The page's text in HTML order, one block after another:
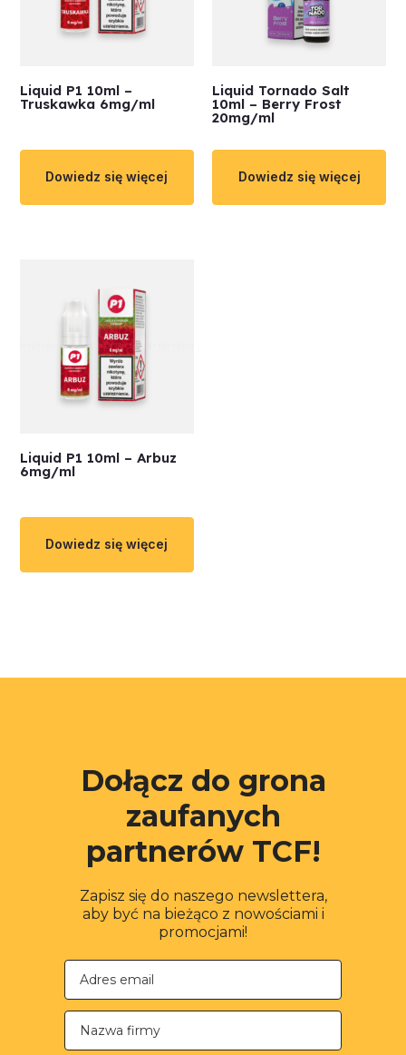
Liquid P1 10ml –
Truskawka 6mg/ml
Dowiedz się więcej
Liquid Tornado Salt
10ml – Berry Frost
20mg/ml
Dowiedz się więcej
Liquid P1 10ml – Arbuz
6mg/ml
Dowiedz się więcej
Dołącz do grona
zaufanych
partnerów TCF!
Zapisz się do naszego newslettera,
aby być na bieżąco z nowościami i
promocjami!
Nazwa firmy